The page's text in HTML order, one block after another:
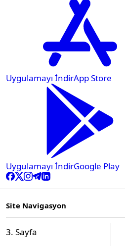
Uygulamayı İndirApp Store
Uygulamayı İndirGoogle Play
Site Navigasyon
3. Sayfa